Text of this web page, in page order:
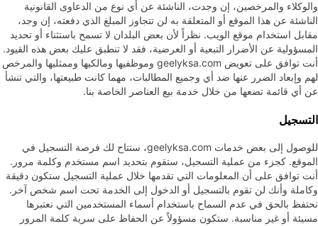
والوكلاء والمرخصين، إن وجدت، الناشئة عن أي نوع من الدعاوى القانونية
الناشئة عن هذا الموقع أو المتعلقة به لن تتجاوز المبلغ الذي دفعته، إن وجد،
مقابل استخدام موقع الويب. نظراً لأن بعض البلدان لا تسمح باستثناء أو تحديد
المسؤولية عن الأضرار التبعية أو العرضية، فقد لا تنطبق عليك بعض هذه القيود.
أنت توافق على تعويض geelyksa.com وموظفيها ومالكيها وممثليها والمرخص
لهم وإبعاد الضرر عنها ضد أي وجميع المطالبات، مهما كانت طبيعتها، والتي تنشأ
عن أي قائمة تضعها من خلال خدمة بيع العناصر الخاصة بنا.
التسجيل
للوصول إلى بعض خدمات geelyksa.com، ستتاح لك فرصة التسجيل في
الموقع. كجزء من عملية التسجيل، ستقوم بتحديد اسم مستخدم وكلمة مرور.
أنت توافق على أن المعلومات التي تقدمها خلال عملية التسجيل ستكون دقيقة
وكاملة وأنك لن تقوم بالتسجيل أو الدخول إلى الخدمة تحت اسم شخص آخر.
نحتفظ بالحق في عدم السماح باستخدام أسماء المستخدمين التي نعتبرها
مسيئة أو غير مناسبة. ستكون مسؤولاً عن الحفاظ على سرية كلمة المرور